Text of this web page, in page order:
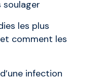
soulager
les plus
comment les
infection